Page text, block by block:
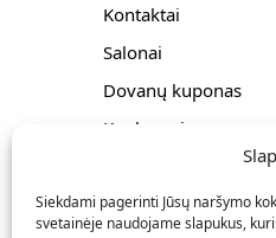
Siekdami pagerinti Jūsų naršymo
svetainėje naudojame slapukus,
Kontaktai
Salonai
Dovanų kuponas
Konkursai
Bendrosios taisyklės
Pristatymas ir